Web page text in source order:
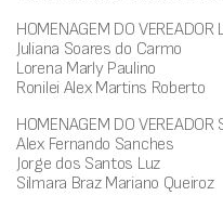
HOMENAGEM DO VEREADOR
Juliana Soares do Carmo
Lorena Marly Paulino
Ronilei Alex Martins Roberto
HOMENAGEM DO VEREADOR
Alex Fernando Sanches
Jorge dos Santos Luz
Silmara Braz Mariano Queiroz